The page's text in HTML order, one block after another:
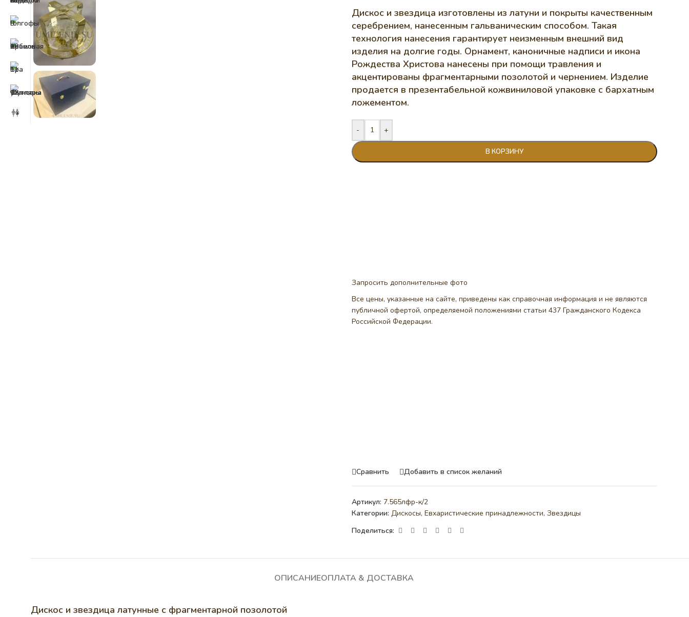
Дискос и звездица изготовлены из латуни и покрыты качественным
серебрением, нанесенным гальваническим способом. Такая
технология нанесения гарантирует неизменным внешний вид
изделия на долгие годы. Орнамент, каноничные надписи и икона
Рождества Христова нанесены при помощи травления и
акцентированы фрагментарными позолотой и чернением. Изделие
продается в презентабельной кожвиниловой упаковке с бархатным
ложементом.
- +
В КОРЗИНУ
Запросить дополнительные фото
Все цены, указанные на сайте, приведены как справочная информация и не являются
публичной офертой, определяемой положениями статьи 437 Гражданского Кодекса
Российской Федерации.
Сравнить Добавить в список желаний
Артикул: 7.565лфр-к/2
Категории: Дискосы, Евхаристические принадлежности, Звездицы
Поделиться:
ОПИСАНИЕОПЛАТА & ДОСТАВКА
Дискос и звездица латунные с фрагментарной позолотой